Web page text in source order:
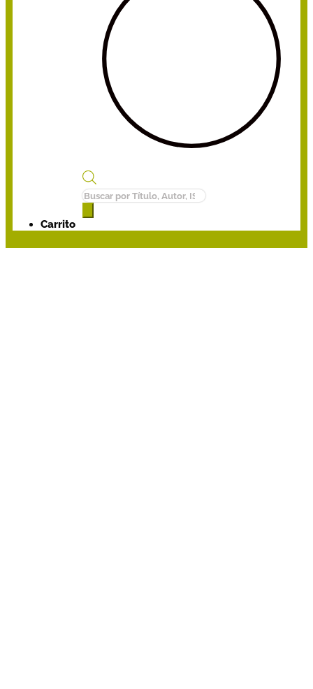
Búsqueda
de
productos
Carrito